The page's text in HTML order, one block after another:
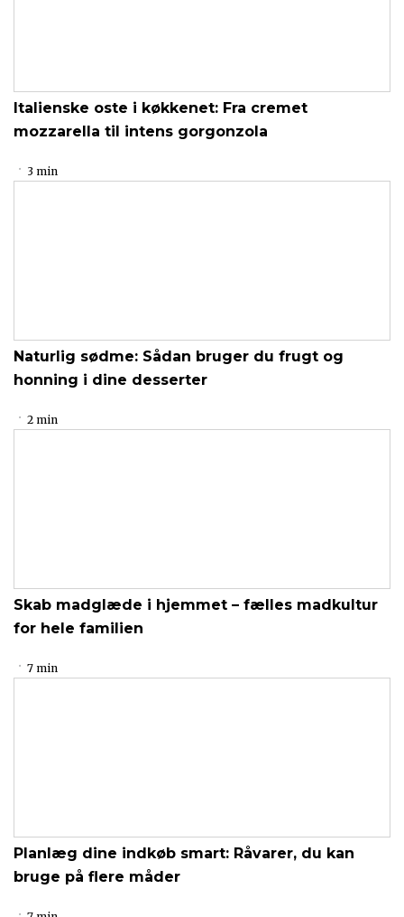
Italienske oste i køkkenet: Fra cremet
mozzarella til intens gorgonzola
3 min
Naturlig sødme: Sådan bruger du frugt og
honning i dine desserter
2 min
Skab madglæde i hjemmet – fælles madkultur
for hele familien
7 min
Planlæg dine indkøb smart: Råvarer, du kan
bruge på flere måder